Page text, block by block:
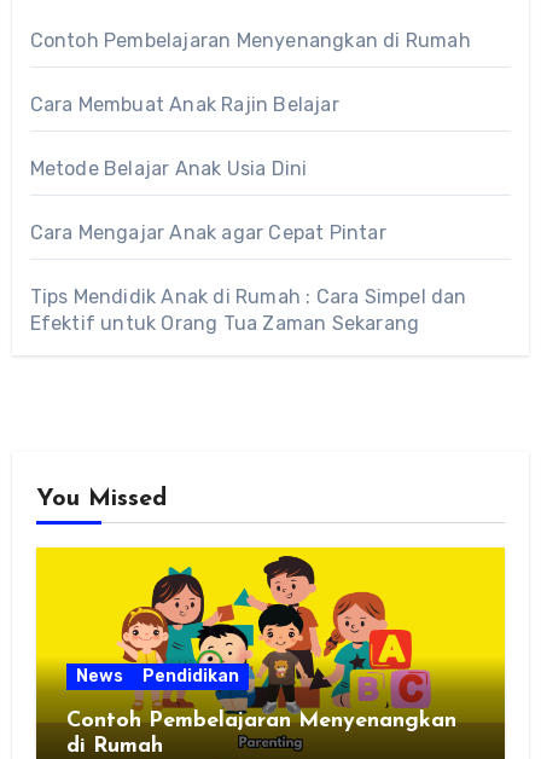
Contoh Pembelajaran Menyenangkan di Rumah
Cara Membuat Anak Rajin Belajar
Metode Belajar Anak Usia Dini
Cara Mengajar Anak agar Cepat Pintar
Tips Mendidik Anak di Rumah : Cara Simpel dan
Efektif untuk Orang Tua Zaman Sekarang
You Missed
News Pendidikan
Contoh Pembelajaran Menyenangkan
di Rumah